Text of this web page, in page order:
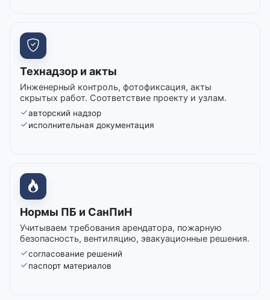
Технадзор и акты
Инженерный контроль, фотофиксация, акты
скрытых работ. Соответствие проекту и узлам.
авторский надзор
исполнительная документация
Нормы ПБ и СанПиН
Учитываем требования арендатора, пожарную
безопасность, вентиляцию, эвакуационные решения.
согласование решений
паспорт материалов